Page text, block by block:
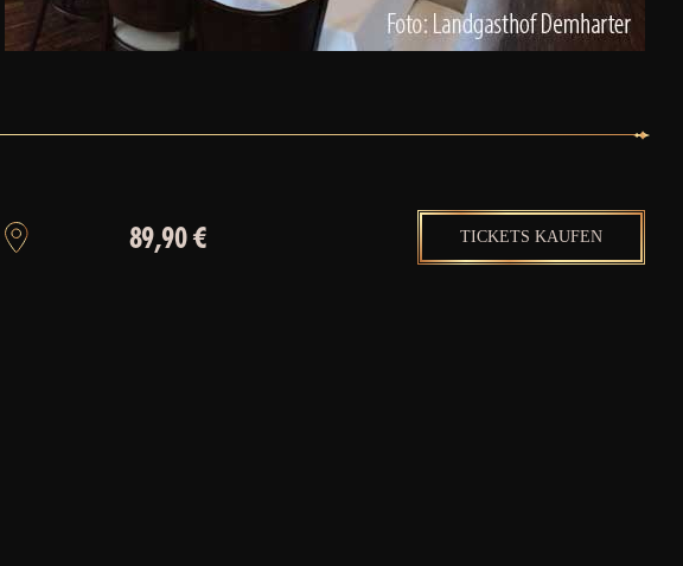
89,90 € TICKETS KAUFEN